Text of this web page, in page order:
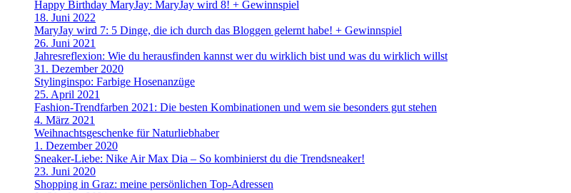
Happy Birthday MaryJay: MaryJay wird 8! + Gewinnspiel
18. Juni 2022
MaryJay wird 7: 5 Dinge, die ich durch das Bloggen gelernt habe! + Gewinnspiel
26. Juni 2021
Jahresreflexion: Wie du herausfinden kannst wer du wirklich bist und was du wirklich willst
31. Dezember 2020
Stylinginspo: Farbige Hosenanzüge
25. April 2021
Fashion-Trendfarben 2021: Die besten Kombinationen und wem sie besonders gut stehen
4. März 2021
Weihnachtsgeschenke für Naturliebhaber
1. Dezember 2020
Sneaker-Liebe: Nike Air Max Dia – So kombinierst du die Trendsneaker!
23. Juni 2020
Shopping in Graz: meine persönlichen Top-Adressen